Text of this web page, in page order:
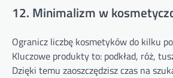
12. Minimalizm w
Ogranicz liczbę kosmetyków do kilku
Kluczowe produkty to: podkład, róż,
Dzięki temu zaoszczędzisz czas na